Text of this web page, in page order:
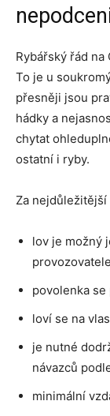
Rybářský řád
To je u
přesněji jsou
hádky a
chytat
ostatní i ryby.
Za
lov je možný
povolenka
loví se na
je nutné
návazců
minimální